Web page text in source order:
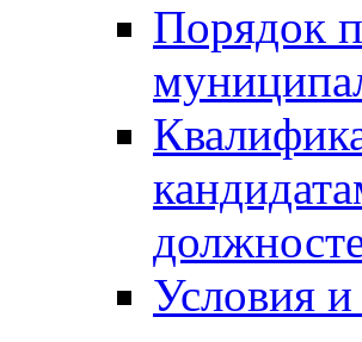
Порядок
Условия и